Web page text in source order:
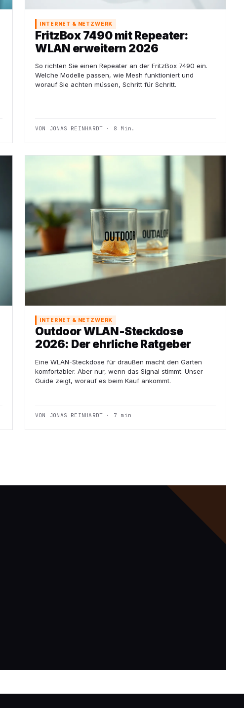
INTERNET & NETZWERK
FritzBox 7490 mit Repeater:
WLAN erweitern 2026
So richten Sie einen Repeater an der FritzBox 7490 ein.
Welche Modelle passen, wie Mesh funktioniert und
worauf Sie achten müssen, Schritt für Schritt.
VON JONAS REINHARDT · 8 Min.
INTERNET & NETZWERK
Outdoor WLAN-Steckdose
2026: Der ehrliche Ratgeber
Eine WLAN-Steckdose für draußen macht den Garten
komfortabler. Aber nur, wenn das Signal stimmt. Unser
Guide zeigt, worauf es beim Kauf ankommt.
VON JONAS REINHARDT · 7 min